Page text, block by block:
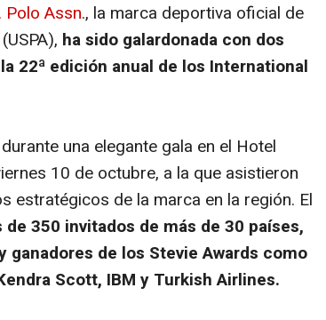
Polo Assn., la marca deportiva oficial de
ha sido galardonada con dos
22ª edición anual de los International
una elegante gala en el Hotel
10 de octubre, a la que asistieron
estratégicos de la marca en la región. El
de 350 invitados de más de 30 países,
de los Stevie Awards como
Scott, IBM y Turkish Airlines.